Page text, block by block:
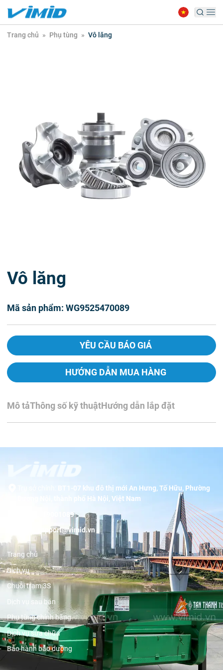
Trang chủ » Phụ tùng » Vô lăng
Vô lăng
Mã sản phẩm: WG9525470089
YÊU CẦU BÁO GIÁ
HƯỚNG DẪN MUA HÀNG
Mô tảThông số kỹ thuậtHướng dẫn lắp đặt
BT1-07 khu đô thị mới An Hưng, Tố Hữu, Phường
Dương Nội, thành phố Hà Nội, Việt Nam
19001089
support@vimid.vn
Trang chủ
Dịch vụ
Chuỗi trạm 3S
Dịch vụ sau bán
Phụ tùng chính hãng
Dịch vụ sửa chữa
Bảo hành bảo dưỡng